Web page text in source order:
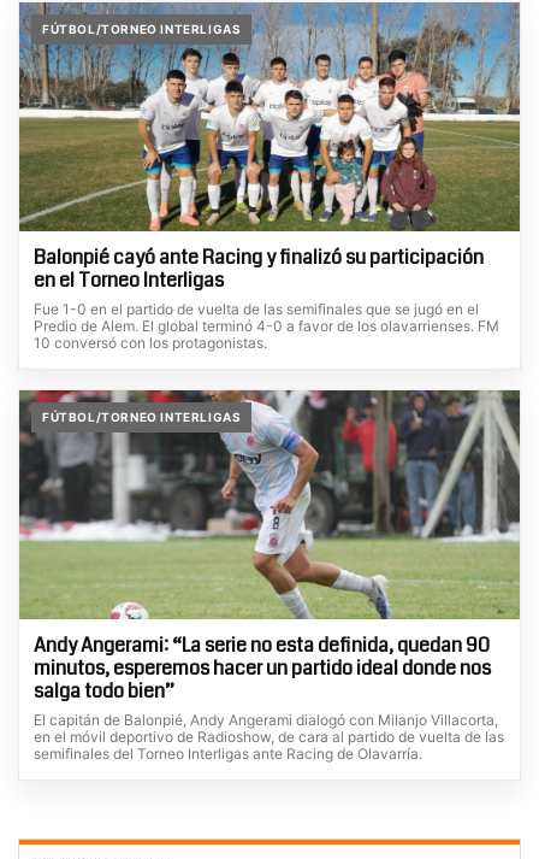
FÚTBOL/TORNEO INTERLIGAS
Balonpié cayó ante Racing y finalizó su participación
en el Torneo Interligas
Fue 1-0 en el partido de vuelta de las semifinales que se jugó en el
Predio de Alem. El global terminó 4-0 a favor de los olavarrienses. FM
10 conversó con los protagonistas.
FÚTBOL/TORNEO INTERLIGAS
Andy Angerami: “La serie no esta definida, quedan 90
minutos, esperemos hacer un partido ideal donde nos
salga todo bien”
El capitán de Balonpié, Andy Angerami dialogó con Milanjo Villacorta,
en el móvil deportivo de Radioshow, de cara al partido de vuelta de las
semifinales del Torneo Interligas ante Racing de Olavarría.